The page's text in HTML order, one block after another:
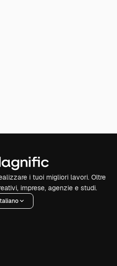
i tuoi migliori lavori. Oltre
imprese, agenzie e studi.